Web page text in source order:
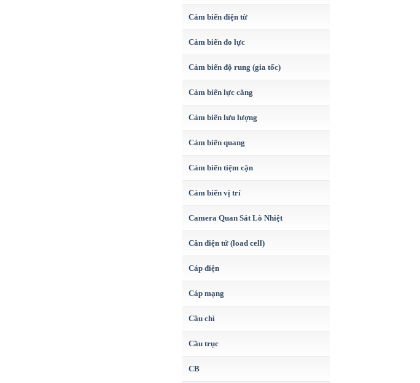
Cảm biến điện từ
Cảm biến đo lực
Cảm biến độ rung (gia tốc)
Cảm biến lực căng
Cảm biến lưu lượng
Cảm biến quang
Cảm biến tiệm cận
Cảm biến vị trí
Camera Quan Sát Lò Nhiệt
Cân điện tử (load cell)
Cáp điện
Cáp mạng
Cầu chì
Cầu trục
CB